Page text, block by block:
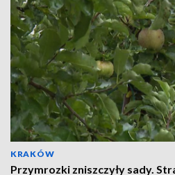
KRAKÓW
Przymrozki zniszczyły sady.